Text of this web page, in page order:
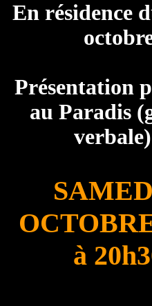
En résidence
Présentation
au Paradis
à